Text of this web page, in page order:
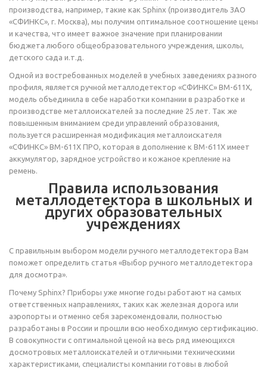
производства, например, такие как Sphinx (производитель ЗАО
«СФИНКС», г. Москва), мы получим оптимальное соотношение цены
и качества, что имеет важное значение при планировании
бюджета любого общеобразовательного учреждения, школы,
детского сада и.т.д.
Одной из востребованных моделей в учебных заведениях разного
профиля, является ручной металлодетектор «СФИНКС» ВМ-611Х,
модель объединила в себе наработки компании в разработке и
производстве металлоискателей за последние 25 лет. Так же
повышенным вниманием среди управлений образования,
пользуется расширенная модификация металлоискателя
«СФИНКС» ВМ-611Х ПРО, которая в дополнение к ВМ-611Х имеет
аккумулятор, зарядное устройство и кожаное крепление на
ремень.
Правила использования
металлодетектора в школьных и
других образовательных
учреждениях
С правильным выбором модели ручного металлодетектора Вам
поможет определить статья «Выбор ручного металлодетектора
для досмотра».
Почему Sphinx? Приборы уже многие годы работают на самых
ответственных направлениях, таких как железная дорога или
аэропорты и отменно себя зарекомендовали, полностью
разработаны в России и прошли всю необходимую сертификацию.
В совокупности с оптимальной ценой на весь ряд имеющихся
досмотровых металлоискателей и отличными техническими
характеристиками, специалисты компании готовы в любой